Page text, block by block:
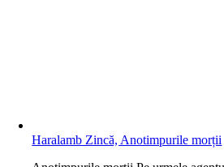
Haralamb Zincă, Anotimpurile morții